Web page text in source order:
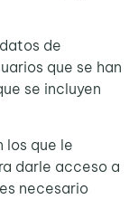
de
que se han
se incluyen
los que le
darle acceso a
necesario